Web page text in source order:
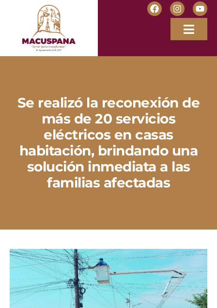
Se realizó la reconexión de
más de 20 servicios
eléctricos en casas
habitación, brindando una
solución inmediata a las
familias afectadas